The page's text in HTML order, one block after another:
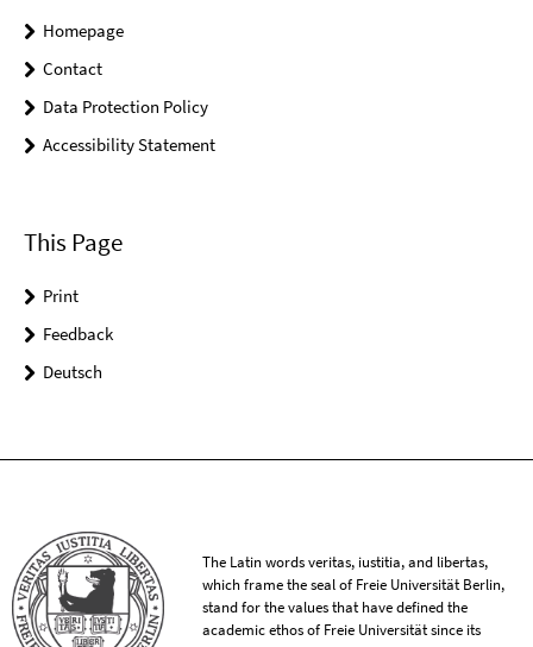
Homepage
Contact
Data Protection Policy
Accessibility Statement
This Page
Print
Feedback
Deutsch
The Latin words veritas, iustitia, and libertas,
which frame the seal of Freie Universität Berlin,
stand for the values that have defined the
academic ethos of Freie Universität since its